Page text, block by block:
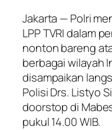
Jakarta — Polri
LPP TVRI dalam
nonton bareng
berbagai wilayah
disampaikan
Polisi Drs. Listyo
doorstop di
pukul 14.00 WIB.